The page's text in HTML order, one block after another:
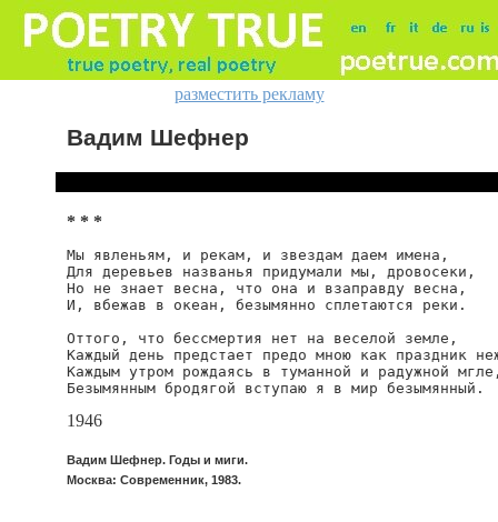
разместить рекламу
Вадим Шефнер
* * *
Мы явленьям, и рекам, и звездам даем имена,
Для деревьев названья придумали мы, дровосеки,
Но не знает весна, что она и взаправду весна,
И, вбежав в океан, безымянно сплетаются реки.
Оттого, что бессмертия нет на веселой земле,
Каждый день предстает предо мною как праздник
Каждым утром рождаясь в туманной и радужной
Безымянным бродягой вступаю я в мир безымянный.
1946
Вадим Шефнер. Годы и миги.
Москва: Современник, 1983.